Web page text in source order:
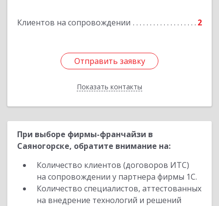
Клиентов на сопровождении 2
Отправить заявку
Показать контакты
Подробнее
Отправить заявку
Назад
При выборе фирмы-франчайзи в
Саяногорске, обратите внимание на:
Количество клиентов (договоров ИТС)
на сопровождении у партнера фирмы 1С.
Количество специалистов, аттестованных
на внедрение технологий и решений